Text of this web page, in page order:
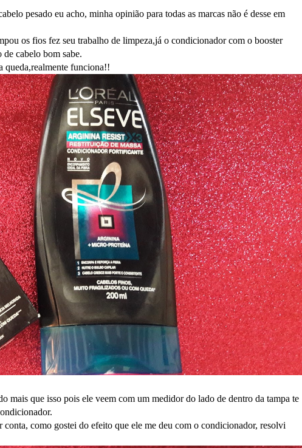
pesado eu acho, minha opinião para todas as marcas não é desse em
os fios fez seu trabalho de limpeza,já o condicionador com o booster
de cabelo bom sabe.
queda,realmente funciona!!
mais que isso pois ele veem com um medidor do lado de dentro da tampa te
como gostei do efeito que ele me deu com o condicionador, resolvi